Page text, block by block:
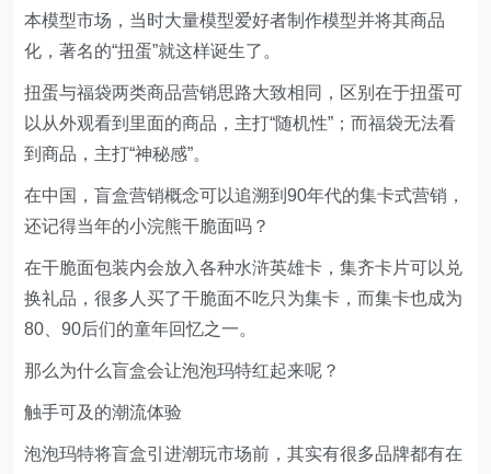
本模型市场，当时大量模型爱好者制作模型并将其商品
化，著名的“扭蛋”就这样诞生了。
扭蛋与福袋两类商品营销思路大致相同，区别在于扭蛋可
以从外观看到里面的商品，主打“随机性”；而福袋无法看
到商品，主打“神秘感”。
在中国，盲盒营销概念可以追溯到90年代的集卡式营销，
还记得当年的小浣熊干脆面吗？
在干脆面包装内会放入各种水浒英雄卡，集齐卡片可以兑
换礼品，很多人买了干脆面不吃只为集卡，而集卡也成为
80、90后们的童年回忆之一。
那么为什么盲盒会让泡泡玛特红起来呢？
触手可及的潮流体验
泡泡玛特将盲盒引进潮玩市场前，其实有很多品牌都有在